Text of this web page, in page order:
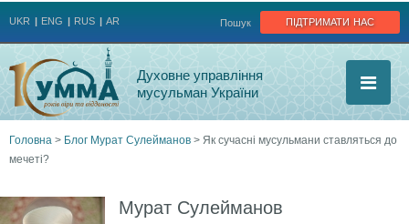
підтримати нас
Пошук
UKR ENG RUS AR
Духовне управління
мусульман України
Ви
є
Головна > Блог Мурат Сулейманов > Як сучасні мусульмани ставляться до
мечеті?
Мурат Сулейманов